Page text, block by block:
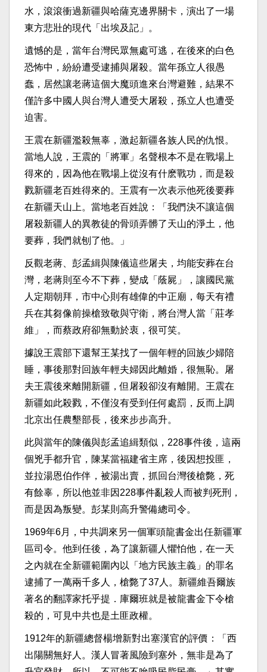
水，滾滾衝過新疆與哈薩克邊界關卡，演出了一場
東方悲壯的現代「出埃及記」。
遺憾的是，當年台灣民眾無處可逃，在後來的白色
恐怖中，紛紛遭受逮捕與屠殺。當年孫立人很愚
蠢，居然讓老蔣這個大魔頭進來台灣避難，結果不
僅許多中國人與台灣人遭受大屠殺，孫立人也遭受
迫害。
王震在新疆濫殺無辜，激起新疆各族人民的仇恨。
當地人說，王震的「將軍」名聲根本不是在戰場上
得來的，因為他在戰場上從沒有什麽戰功，而是殺
戮新疆老百姓得來的。王震有一次表示他死後要葬
在新疆天山上。當地老百姓說：「我們決不讓這個
屠殺新疆人的異教徒的骨頭弄髒了天山的淨土，他
要葬，我們就刨了他。」
反觀老蔣、彭孟緝與陳儀這些屠夫，均能安葬在台
灣，老蔣則至今不下葬，變成「蔭屍」，讓國民黨
人定期朝拜，市中心則有雄偉的中正廟，每天有禮
兵在其芻像前操槍致敬與守衛，將台灣人當「莊孝
維」，而蔡政府卻無動於衷，很可笑。
據說王震部下還幫王某找了一個年輕的回族少婦陪
睡，事後那對回族年輕夫婦因此離婚，很無恥。屠
夫王震後來離開新疆，但屠殺卻沒有離開。王震在
新疆如此殺戮，不僅沒有受到任何處罰，反而上調
北京出任農墾部長，後來步步高升。
此與當年的陳儀與彭孟追緝類似，228事件後，這兩
個兇手都升官，陳某當福建省主席，後因想投匪，
並拉湯恩伯作伴，被湯出賣，抓回台灣後槍斃，死
有餘辜，所以他並非因228事件亂殺人而被判死刑，
而是因為叛變。彭某則高升警備總司令。
1969年6月，中共調來另一個軍頭龍書金出任新疆軍
區司令。他到任後，為了讓新疆人懼怕他，在一天
之內就在全新疆範圍內以「地方民族主義」的罪名
逮捕了一萬兩千多人，槍斃了37人。新疆維吾爾族
著名的翻譯家托乎提．庫爾班就是被龍書金下令槍
殺的，可見中共也是土匪政權。
1912年的新疆總督楊增新對出塞漢官的評價：「西
出陽關無好人。漢人冒著風險到塞外，無非是為了